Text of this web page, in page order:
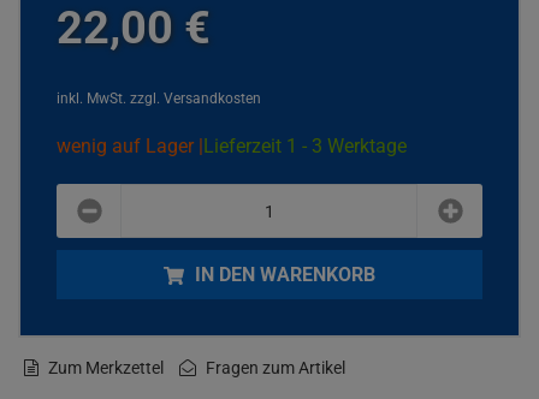
22,00 €
inkl. MwSt. zzgl. Versandkosten
wenig auf Lager |Lieferzeit 1 - 3 Werktage
minus
IN DEN WARENKORB
Zum Merkzettel Fragen zum Artikel